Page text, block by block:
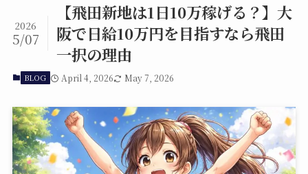
【飛田新地は1日10万稼げる？】大
阪で日給10万円を目指すなら飛田
一択の理由
2026
5/07
BLOG April 4, 2026 May 7, 2026